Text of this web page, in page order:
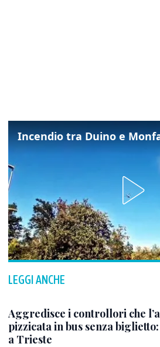
LEGGI ANCHE
Aggredisce i controllori che
pizzicata in bus senza
a Trieste